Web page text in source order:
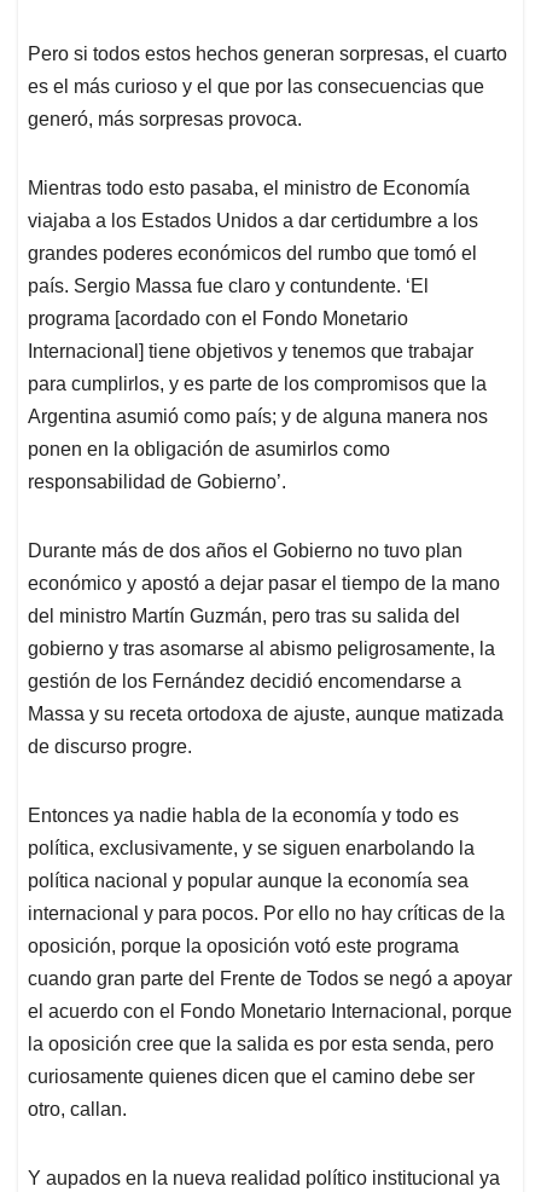
Pero si todos estos hechos generan sorpresas, el cuarto
es el más curioso y el que por las consecuencias que
generó, más sorpresas provoca.
Mientras todo esto pasaba, el ministro de Economía
viajaba a los Estados Unidos a dar certidumbre a los
grandes poderes económicos del rumbo que tomó el
país. Sergio Massa fue claro y contundente. ‘El
programa [acordado con el Fondo Monetario
Internacional] tiene objetivos y tenemos que trabajar
para cumplirlos, y es parte de los compromisos que la
Argentina asumió como país; y de alguna manera nos
ponen en la obligación de asumirlos como
responsabilidad de Gobierno’.
Durante más de dos años el Gobierno no tuvo plan
económico y apostó a dejar pasar el tiempo de la mano
del ministro Martín Guzmán, pero tras su salida del
gobierno y tras asomarse al abismo peligrosamente, la
gestión de los Fernández decidió encomendarse a
Massa y su receta ortodoxa de ajuste, aunque matizada
de discurso progre.
Entonces ya nadie habla de la economía y todo es
política, exclusivamente, y se siguen enarbolando la
política nacional y popular aunque la economía sea
internacional y para pocos. Por ello no hay críticas de la
oposición, porque la oposición votó este programa
cuando gran parte del Frente de Todos se negó a apoyar
el acuerdo con el Fondo Monetario Internacional, porque
la oposición cree que la salida es por esta senda, pero
curiosamente quienes dicen que el camino debe ser
otro, callan.
Y aupados en la nueva realidad político institucional ya